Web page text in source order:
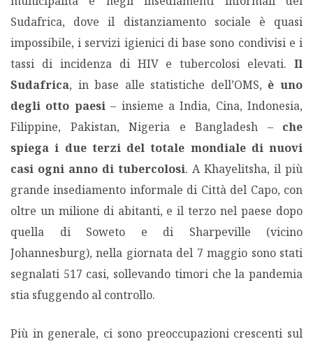
Sudafrica, dove il distanziamento sociale è quasi
impossibile, i servizi igienici di base sono condivisi e i
tassi di incidenza di HIV e tubercolosi elevati. Il
Sudafrica, in base alle statistiche dell’OMS, è uno
degli otto paesi– insieme a India, Cina, Indonesia,
Filippine, Pakistan, Nigeria e Bangladesh – che
spiega i due terzi del totale mondiale di nuovi
casi ogni anno di tubercolosi. A Khayelitsha, il più
grande insediamento informale di Città del Capo, con
oltre un milione di abitanti, e il terzo nel paese dopo
quella di Soweto e di Sharpeville (vicino
Johannesburg), nella giornata del 7 maggio sono stati
segnalati 517 casi, sollevando timori che la pandemia
stia sfuggendo al controllo.
Più in generale, ci sono preoccupazioni crescenti sul